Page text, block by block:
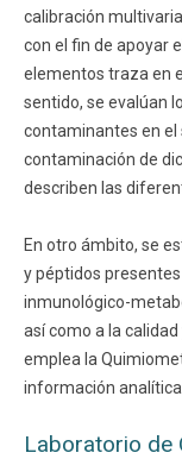
calibración
con el fin de apoyar
elementos traza en
sentido, se evalúan
contaminantes en el
contaminación de
describen las
En otro ámbito, se
y péptidos
inmunológico-
así como a la
emplea la
información analítica.
Laboratorio de